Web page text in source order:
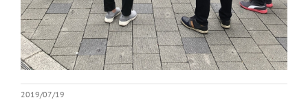
2019/07/19